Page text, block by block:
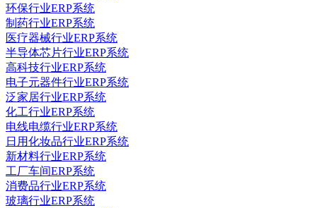
环保行业ERP系统
制药行业ERP系统
医疗器械行业ERP系统
半导体芯片行业ERP系统
高科技行业ERP系统
电子元器件行业ERP系统
泛家居行业ERP系统
化工行业ERP系统
电线电缆行业ERP系统
日用化妆品行业ERP系统
新材料行业ERP系统
工厂车间ERP系统
消费品行业ERP系统
玻璃行业ERP系统